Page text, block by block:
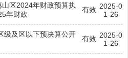
区2024年财政预算执
年财政
有效 2025-0
1-26
级及区以下预决算公开
有效 2025-0
1-26